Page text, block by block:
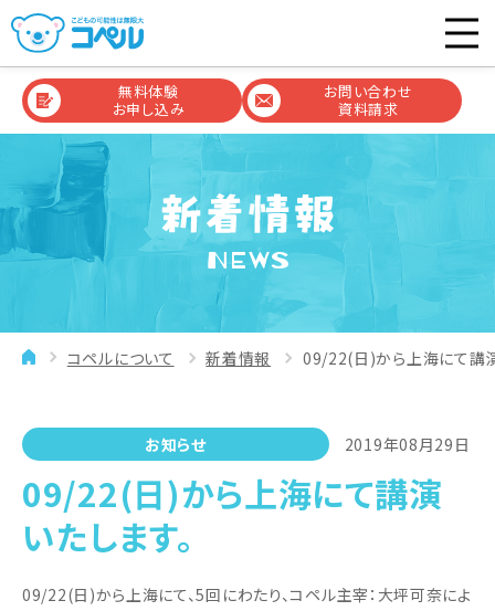
無料体験
お申し込み
お問い合わせ
資料請求
NEWS
コペルについて 新着情報 09/22(日)から上海にて講
お知らせ 2019年08月29日
09/22(日)から上海にて講演
いたします。
09/22(日)から上海にて、5回にわたり、コペル主宰：大坪可奈によ